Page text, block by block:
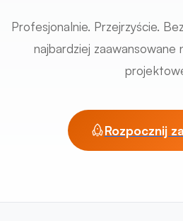
Profesjonalnie. Przejrzyście.
najbardziej zaawansowane
Rozpocznij